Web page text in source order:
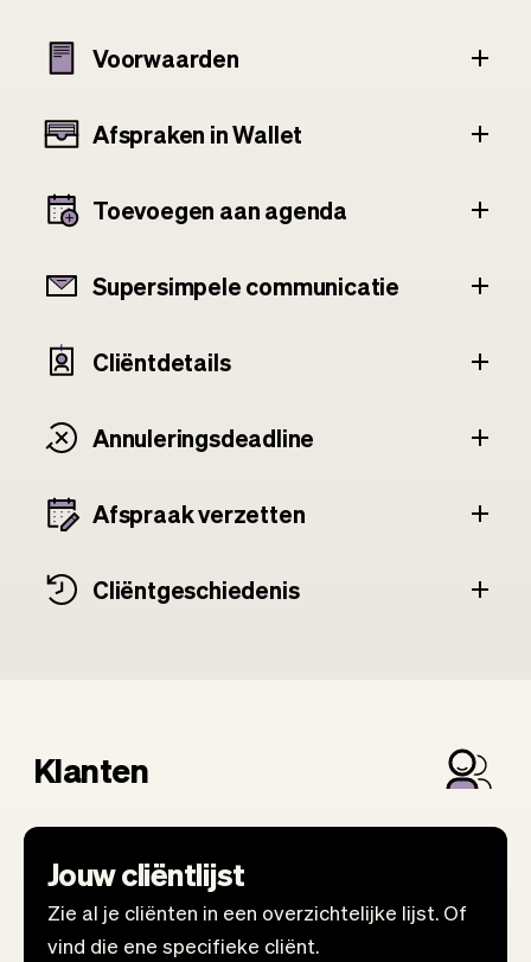
Voorwaarden
Afspraken in Wallet
Toevoegen aan agenda
Supersimpele communicatie
Cliëntdetails
Annuleringsdeadline
Afspraak verzetten
Cliënt­geschiedenis
Klanten
Jouw cliëntlijst
Zie al je cliënten in een overzichtelijke lijst. Of
vind die ene specifieke cliënt.